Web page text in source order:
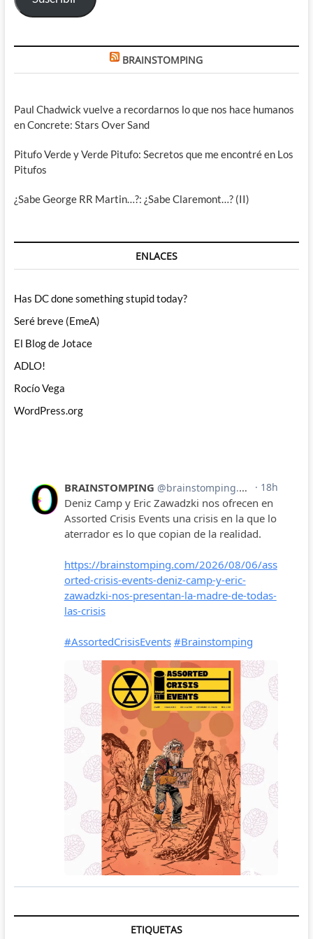
BRAINSTOMPING
Paul Chadwick vuelve a recordarnos lo que nos hace humanos
en Concrete: Stars Over Sand
Pitufo Verde y Verde Pitufo: Secretos que me encontré en Los
Pitufos
¿Sabe George RR Martin…?: ¿Sabe Claremont…? (II)
ENLACES
Has DC done something stupid today?
Seré breve (EmeA)
El Blog de Jotace
ADLO!
Rocío Vega
WordPress.org
ETIQUETAS